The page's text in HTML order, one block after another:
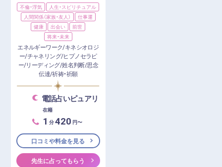
不倫・浮気
人生・スピリチュアル
人間関係（家族・友人）
仕事運
健康
出会い
前世
将来・未来
エネルギーワーク/キネシオロジ
ー/チャネリング/ヒプノセラピ
ー/リーディング/姓名判断/思念
伝達/祈祷・祈願
電話占いピュアリ
在籍
1 分420 円〜
口コミや料金を見る
先生に占ってもらう